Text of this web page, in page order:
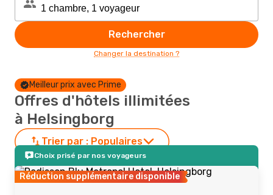
Rechercher
Changer la destination ?
Meilleur prix avec Prime
Offres d'hôtels illimitées
à Helsingborg
Trier par : Populaires
Choix prisé par nos voyageurs
Réduction supplémentaire disponible